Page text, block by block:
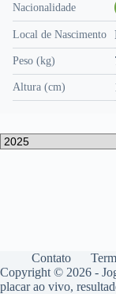
Nacionalidade
Local de Nascimento
Peso (kg)
Altura (cm)
Contato
Copyright © 2026 -
placar ao vivo,